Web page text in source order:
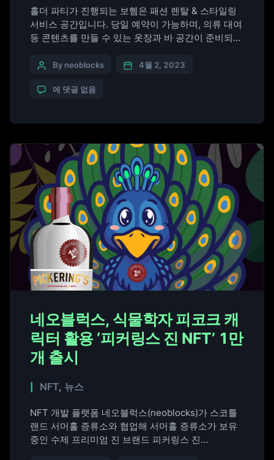
홀더 파티가 진행되는 보헴은 패션 렌탈 & 스타일링
서비스 공간입니다. 당일 예약이 가능하며, 의류 대여
등 콘텐츠를 만들 수 있는 옷장과 바 공간이 준비되어
션 스타일리스트& 인플루언서에게 직접 컨설팅을 받
장 시 입구에서 메타마스크 지갑에서 보유하고 계신
By neoblocks 4월 2, 2023
에 댓글 없음
네오블럭스, 식물학자 피코크 캐
릭터 활용 ‘피커링스 진 NFT’ 1만
개 출시
NFT, 뉴스
NFT 개발 플랫폼 네오블럭스(neoblocks)가 스코틀
랜드 서머홀 증류소와 협업해 서머홀 증류소가 보유
중인 수제 프리미엄 진 브랜드 피커링스 진